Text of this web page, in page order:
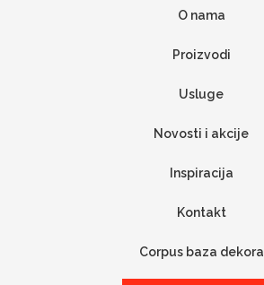
O nama
Proizvodi
Usluge
Novosti i akcije
Inspiracija
Kontakt
Corpus baza dekora